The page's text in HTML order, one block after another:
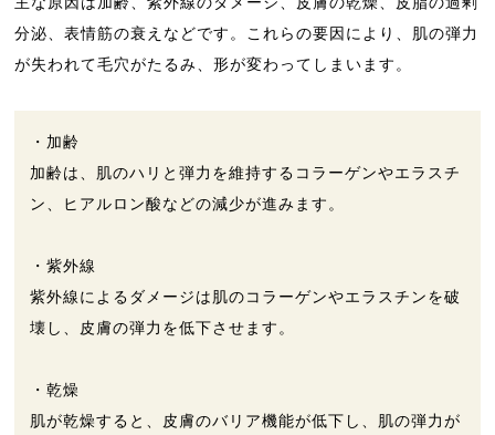
分泌、表情筋の衰えなどです。これらの要因により、肌の弾力
が失われて毛穴がたるみ、形が変わってしまいます。
・加齢
加齢は、肌のハリと弾力を維持するコラーゲンやエラスチ
ン、ヒアルロン酸などの減少が進みます。
・紫外線
紫外線によるダメージは肌のコラーゲンやエラスチンを破
壊し、皮膚の弾力を低下させます。
・乾燥
肌が乾燥すると、皮膚のバリア機能が低下し、肌の弾力が